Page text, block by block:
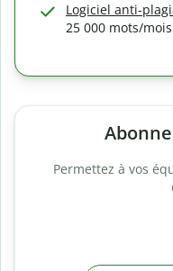
Logiciel anti-
25 000 mots/mois
Permettez à vos